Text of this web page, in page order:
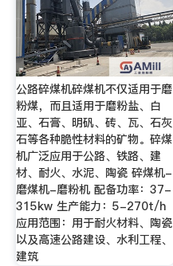
公路碎煤机碎煤机不仅适用于磨
粉煤，而且适用于磨粉盐、白
亚、石膏、明矾、砖、瓦、石灰
石等各种脆性材料的矿物。碎煤
机广泛应用于公路、铁路、建
材、耐火、水泥、陶瓷 碎煤机-
磨煤机-磨粉机 配备功率：37-
315kw 生产能力：5-270t/h
应用范围：用于耐火材料、陶瓷
以及高速公路建设、水利工程、
建筑